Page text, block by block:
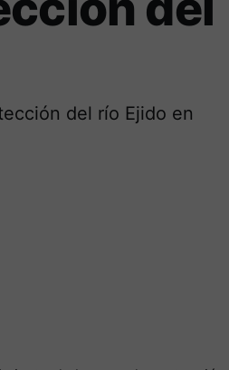
del río Ejido en